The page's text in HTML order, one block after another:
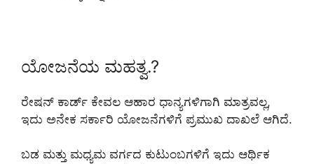
ಯೋಜನೆಯ ಮಹತ್ವ.?
ರೇಷನ್ ಕಾರ್ಡ್ ಕೇವಲ ಆಹಾರ ಧಾನ್ಯಗಳಿಗಾಗಿ ಮಾತ್ರವಲ್ಲ,
ಇದು ಅನೇಕ ಸರ್ಕಾರಿ ಯೋಜನೆಗಳಿಗೆ ಪ್ರಮುಖ ದಾಖಲೆ ಆಗಿದೆ.
ಬಡ ಮತ್ತು ಮಧ್ಯಮ ವರ್ಗದ ಕುಟುಂಬಗಳಿಗೆ ಇದು ಆರ್ಥಿಕ